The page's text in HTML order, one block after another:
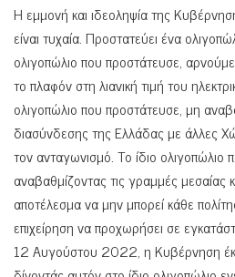
Η εμμονή και ιδεοληψία της
είναι τυχαία. Προστατεύει ένα
ολιγοπώλιο που προστάτευσε,
το πλαφόν στη λιανική τιμή του
ολιγοπώλιο που προστάτευσε, μη
διασύνδεσης της Ελλάδας με άλλες
τον ανταγωνισμό. Το ίδιο ολιγοπώλιο
αναβαθμίζοντας τις γραμμές μεσαίας
αποτέλεσμα να μην μπορεί κάθε
επιχείρηση να προχωρήσει σε
12 Αυγούστου 2022, η Κυβέρνηση